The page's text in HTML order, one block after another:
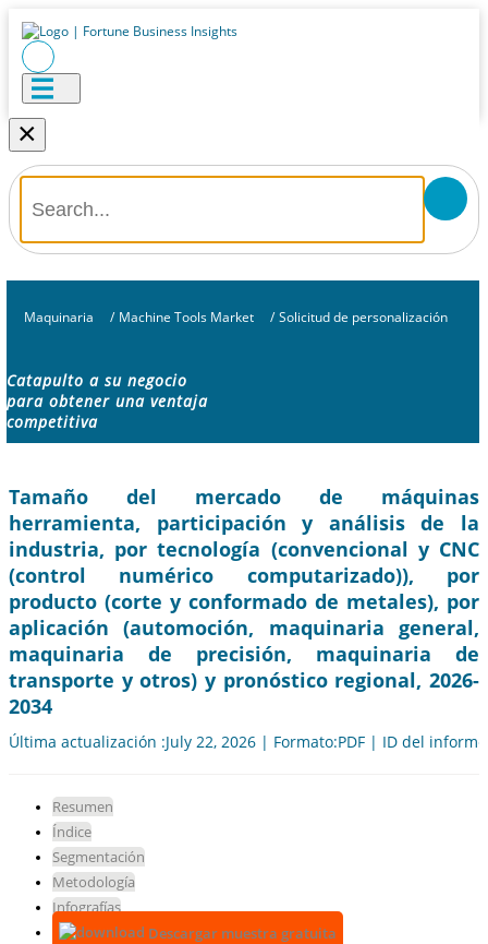
×
Maquinaria / Machine Tools Market / Solicitud de personalización
Catapulto a su negocio
para obtener una ventaja
competitiva
Tamaño del mercado de máquinas
herramienta, participación y análisis de la
industria, por tecnología (convencional y CNC
(control numérico computarizado)), por
producto (corte y conformado de metales), por
aplicación (automoción, maquinaria general,
maquinaria de precisión, maquinaria de
transporte y otros) y pronóstico regional, 2026-
2034
Última actualización :July 22, 2026 | Formato:PDF | ID del
Resumen
Índice
Segmentación
Metodología
Infografías
Descargar muestra gratuita